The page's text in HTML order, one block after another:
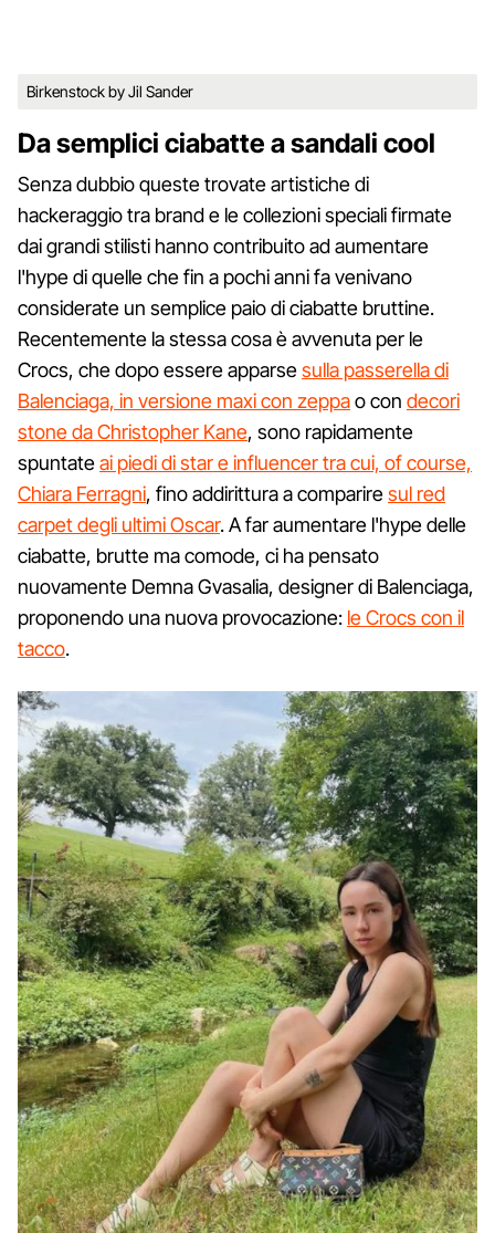
Birkenstock by Jil Sander
Da semplici ciabatte a sandali cool
Senza dubbio queste trovate artistiche di
hackeraggio tra brand e le collezioni speciali firmate
dai grandi stilisti hanno contribuito ad aumentare
l'hype di quelle che fin a pochi anni fa venivano
considerate un semplice paio di ciabatte bruttine.
Recentemente la stessa cosa è avvenuta per le
Crocs, che dopo essere apparsesulla passerella di
Balenciaga, in versione maxi con zeppao con decori
stone da Christopher Kane, sono rapidamente
spuntateai piedi di star e influencer tra cui, of course,
Chiara Ferragni, fino addirittura a compariresul red
carpet degli ultimi Oscar. A far aumentare l'hype delle
ciabatte, brutte ma comode, ci ha pensato
nuovamente Demna Gvasalia, designer di Balenciaga,
proponendo una nuova provocazione: le Crocs con il
tacco.